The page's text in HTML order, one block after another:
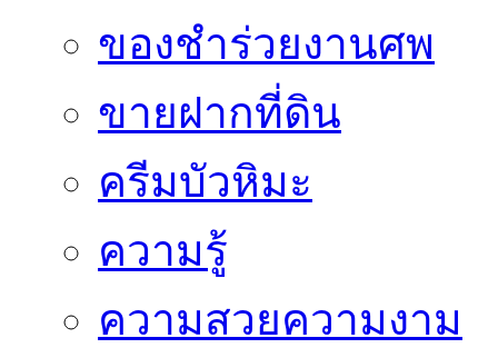
ของชำร่วยงานศพ
ขายฝากที่ดิน
ครีมบัวหิมะ
ความรู้
ความสวยความงาม